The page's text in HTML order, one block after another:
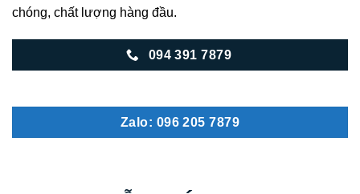
chóng, chất lượng hàng đầu.
094 391 7879
Zalo: 096 205 7879